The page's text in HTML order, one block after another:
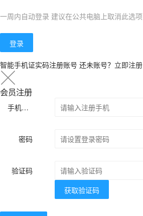
一周内自动登录 建议在公共电脑上取消此选项
登录
智能手机证实码注册账号 还未账号？ 立即注册
会员注册
手机号码
密码
验证码
获取验证码